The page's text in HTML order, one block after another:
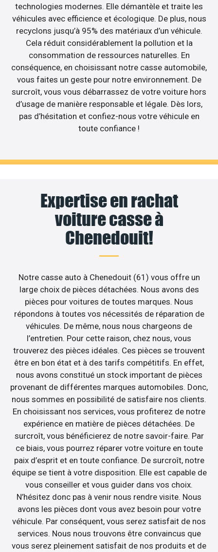
technologies modernes. Elle démantèle et traite les
véhicules avec efficience et écologique. De plus, nous
recyclons jusqu’à 95% des matériaux d’un véhicule.
Cela réduit considérablement la pollution et la
consommation de ressources naturelles. En
conséquence, en choisissant notre casse automobile,
vous faites un geste pour notre environnement. De
surcroît, vous vous débarrassez de votre voiture hors
d’usage de manière responsable et légale. Dès lors,
pas d’hésitation et confiez-nous votre véhicule en
toute confiance !
Expertise en rachat
voiture casse à
Chenedouit!
Notre casse auto à Chenedouit (61) vous offre un
large choix de pièces détachées. Nous avons des
pièces pour voitures de toutes marques. Nous
répondons à toutes vos nécessités de réparation de
véhicules. De même, nous nous chargeons de
l’entretien. Pour cette raison, chez nous, vous
trouverez des pièces idéales. Ces pièces se trouvent
être en bon état et à des tarifs compétitifs. En effet,
nous avons constitué un stock important de pièces
provenant de différentes marques automobiles. Donc,
nous sommes en possibilité de satisfaire nos clients.
En choisissant nos services, vous profiterez de notre
expérience en matière de pièces détachées. De
surcroît, vous bénéficierez de notre savoir-faire. Par
ce biais, vous pourrez réparer votre voiture en toute
paix d’esprit et en toute confiance. De surcroît, notre
équipe se tient à votre disposition. Elle est capable de
vous conseiller et vous guider dans vos choix.
N’hésitez donc pas à venir nous rendre visite. Nous
avons les pièces dont vous avez besoin pour votre
véhicule. Par conséquent, vous serez satisfait de nos
services. Nous nous trouvons être convaincus que
vous serez pleinement satisfait de nos produits et de